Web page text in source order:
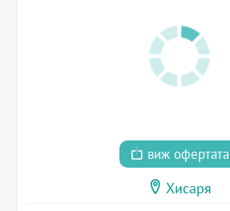
виж офертата
Хисаря